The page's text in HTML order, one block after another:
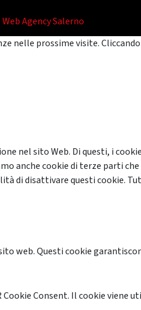
Web Agency Salerno
prossime visite.
nel sito Web. Di questi, i
anche cookie di terze parti
di disattivare questi cookie.
web. Questi cookie
Consent. Il cookie